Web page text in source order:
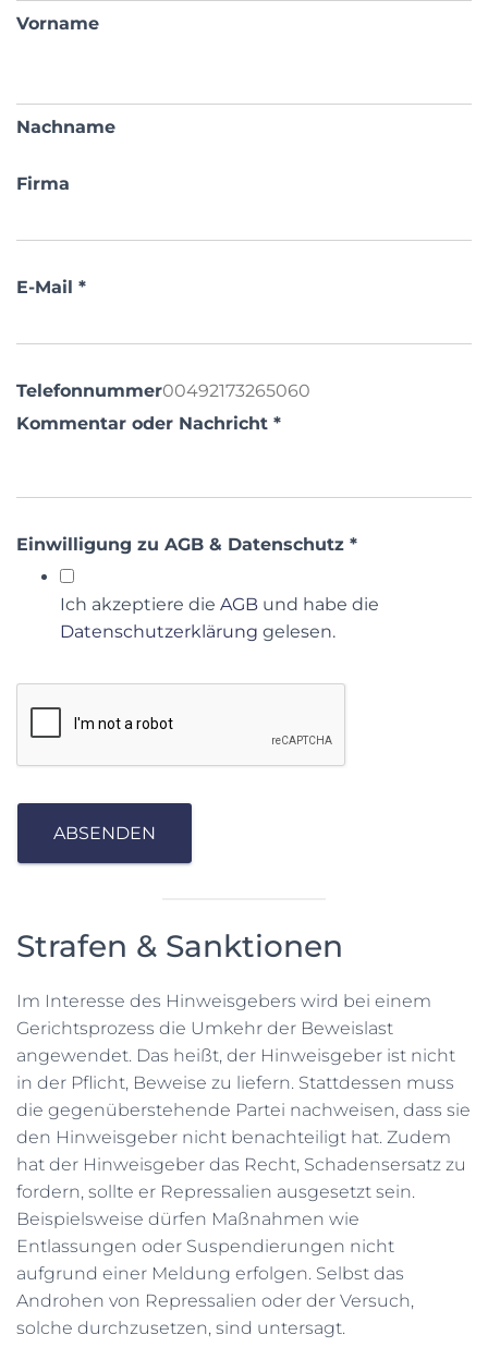
Vorname
Nachname
Firma
E-Mail *
Telefonnummer
Kommentar oder Nachricht *
Einwilligung zu AGB & Datenschutz *
Ich akzeptiere die AGB und habe die
Datenschutzerklärung gelesen.
ABSENDEN
Strafen & Sanktionen
Im Interesse des Hinweisgebers wird bei einem
Gerichtsprozess die Umkehr der Beweislast
angewendet. Das heißt, der Hinweisgeber ist nicht
in der Pflicht, Beweise zu liefern. Stattdessen muss
die gegenüberstehende Partei nachweisen, dass sie
den Hinweisgeber nicht benachteiligt hat. Zudem
hat der Hinweisgeber das Recht, Schadensersatz zu
fordern, sollte er Repressalien ausgesetzt sein.
Beispielsweise dürfen Maßnahmen wie
Entlassungen oder Suspendierungen nicht
aufgrund einer Meldung erfolgen. Selbst das
Androhen von Repressalien oder der Versuch,
solche durchzusetzen, sind untersagt.